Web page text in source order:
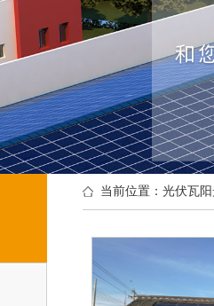
当前位置：光伏瓦